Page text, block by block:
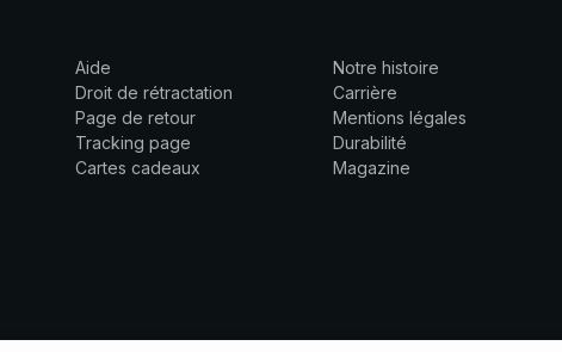
Aide
Droit de rétractation
Page de retour
Tracking page
Cartes cadeaux
Notre histoire
Carrière
Mentions légales
Durabilité
Magazine